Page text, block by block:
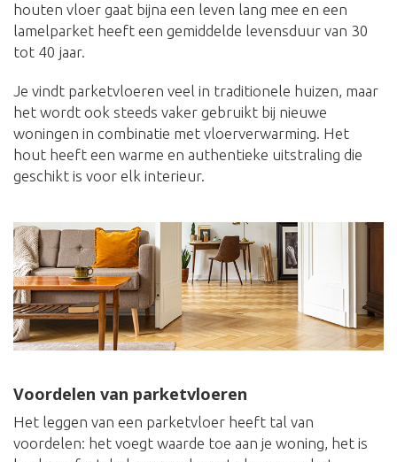
houten vloer gaat bijna een leven lang mee en een
lamelparket heeft een gemiddelde levensduur van 30
tot 40 jaar.
Je vindt parketvloeren veel in traditionele huizen, maar
het wordt ook steeds vaker gebruikt bij nieuwe
woningen in combinatie met vloerverwarming. Het
hout heeft een warme en authentieke uitstraling die
geschikt is voor elk interieur.
Voordelen van parketvloeren
Het leggen van een parketvloer heeft tal van
voordelen: het voegt waarde toe aan je woning, het is